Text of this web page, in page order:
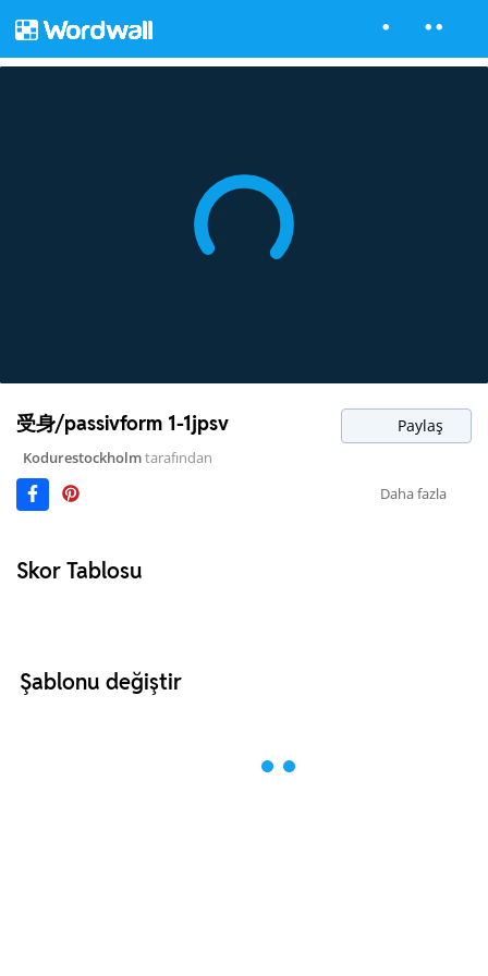
受身/passivform 1-1jpsv Paylaş
Kodurestockholmtarafından
Daha fazla
Skor Tablosu
Şablonu değiştir